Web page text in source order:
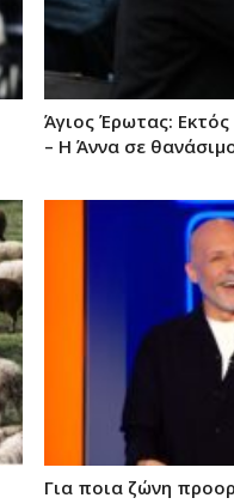
Άγιος Έρωτας:
– Η Άννα σε
Για ποια ζώνη